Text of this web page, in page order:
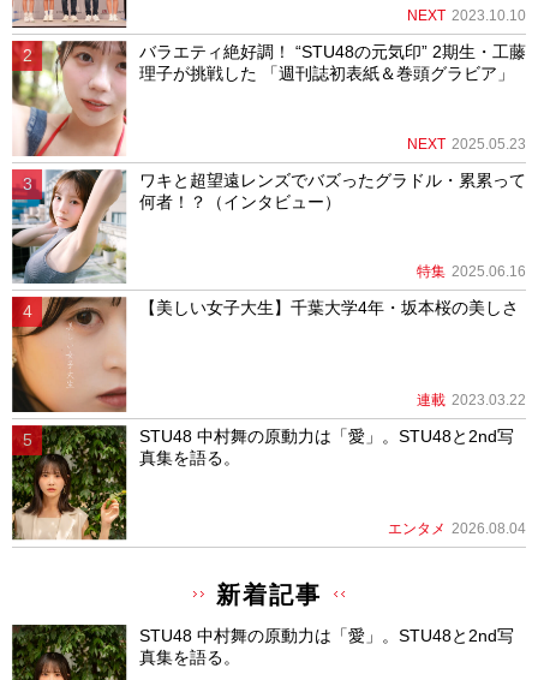
NEXT 2023.10.10
バラエティ絶好調！ “STU48の元気印” 2期生・工藤
理子が挑戦した 「週刊誌初表紙＆巻頭グラビア」
NEXT 2025.05.23
ワキと超望遠レンズでバズったグラドル・累累って
何者！？（インタビュー）
特集 2025.06.16
【美しい女子大生】千葉大学4年・坂本桜の美しさ
連載 2023.03.22
STU48 中村舞の原動力は「愛」。STU48と2nd写
真集を語る。
エンタメ 2026.08.04
新着記事
STU48 中村舞の原動力は「愛」。STU48と2nd写
真集を語る。